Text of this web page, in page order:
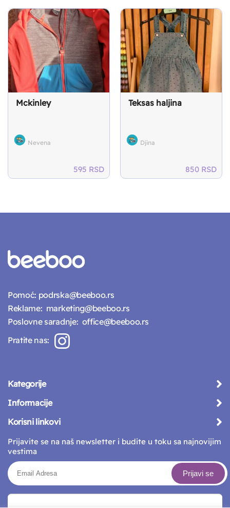
Mckinley
Nevena
595 RSD
Teksas haljina
Djina
850 RSD
Pomoć: podrska@beeboo.rs
Reklame: marketing@beeboo.rs
Poslovne saradnje: office@beeboo.rs
Pratite nas:
Kategorije
Informacije
Korisni linkovi
Prijavite se na naš newsletter i budite u toku sa najnovijim
vestima